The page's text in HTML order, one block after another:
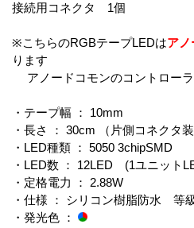
接続用コネクタ 1個
※こちらのRGBテープLEDはアノ
ります
アノードコモンのコントロー
・テープ幅 ： 10mm
・長さ ： 30cm （片側コネクタ
・LED種類 ： 5050 3chipSMD
・LED数 ： 12LED (1ユニット
・定格電力 ： 2.88W
・仕様 ： シリコン樹脂防水 等
・発光色 ：